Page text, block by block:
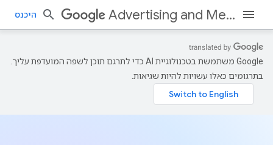
Advertising and Measurement היכנס
‫Google משתמשת בטכנולוגיית AI כדי לתרגם תוכן לשפה המועדפת עליך.
בתרגומים כאלו עשויות להיות שגיאות.